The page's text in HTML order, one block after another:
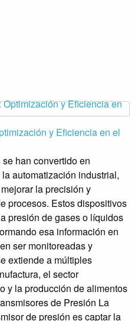
y Eficiencia en el
han convertido en
automatización industrial,
la precisión y
procesos. Estos dispositivos
presión de gases o líquidos
esa información en
ser monitoreadas y
extiende a múltiples
el sector
y la producción de alimentos
de Presión La
de presión es captar la